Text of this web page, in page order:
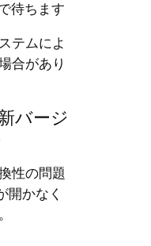
待ちます
テムによ
合があり
バージ
性の問題
開かなく